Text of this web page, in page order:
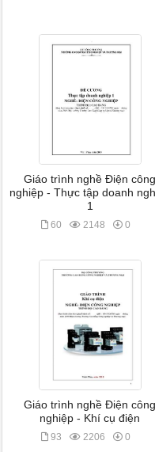
Giáo trình nghề Điện công
nghiệp - Thực tập doanh
1
60 2148 0
Giáo trình nghề Điện công
nghiệp - Khí cụ điện
93 2206 0